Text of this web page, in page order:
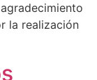
la realización